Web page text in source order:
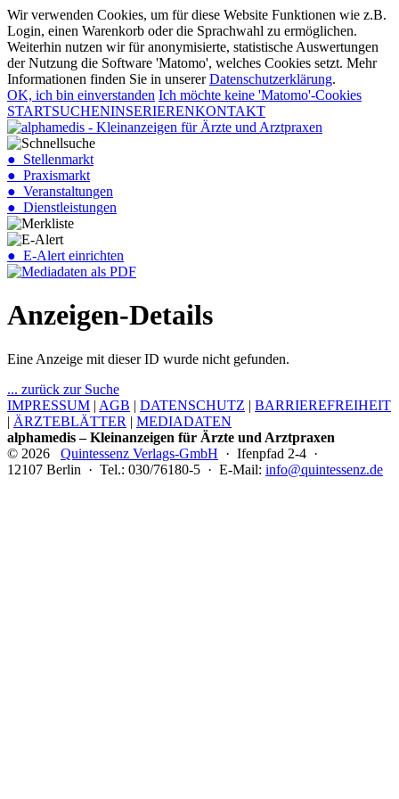
Wir verwenden Cookies, um für diese Website Funktionen wie z.B.
Login, einen Warenkorb oder die Sprachwahl zu ermöglichen.
Weiterhin nutzen wir für anonymisierte, statistische Auswertungen
der Nutzung die Software 'Matomo', welches Cookies setzt. Mehr
Informationen finden Sie in unsererDatenschutzerklärung.
OK, ich bin einverstanden Ich möchte keine 'Matomo'-Cookies
STARTSUCHENINSERIERENKONTAKT
● Stellenmarkt
● Praxismarkt
● Veranstaltungen
● Dienstleistungen
● E-Alert einrichten
Anzeigen-Details
Eine Anzeige mit dieser ID wurde nicht gefunden.
... zurück zur Suche
IMPRESSUM | AGB | DATENSCHUTZ | BARRIEREFREIHEIT
| ÄRZTEBLÄTTER | MEDIADATEN
alphamedis – Kleinanzeigen für Ärzte und Arztpraxen
© 2026 Quintessenz Verlags-GmbH · Ifenpfad 2-4 ·
12107 Berlin · Tel.: 030/76180-5 · E-Mail: info@quintessenz.de